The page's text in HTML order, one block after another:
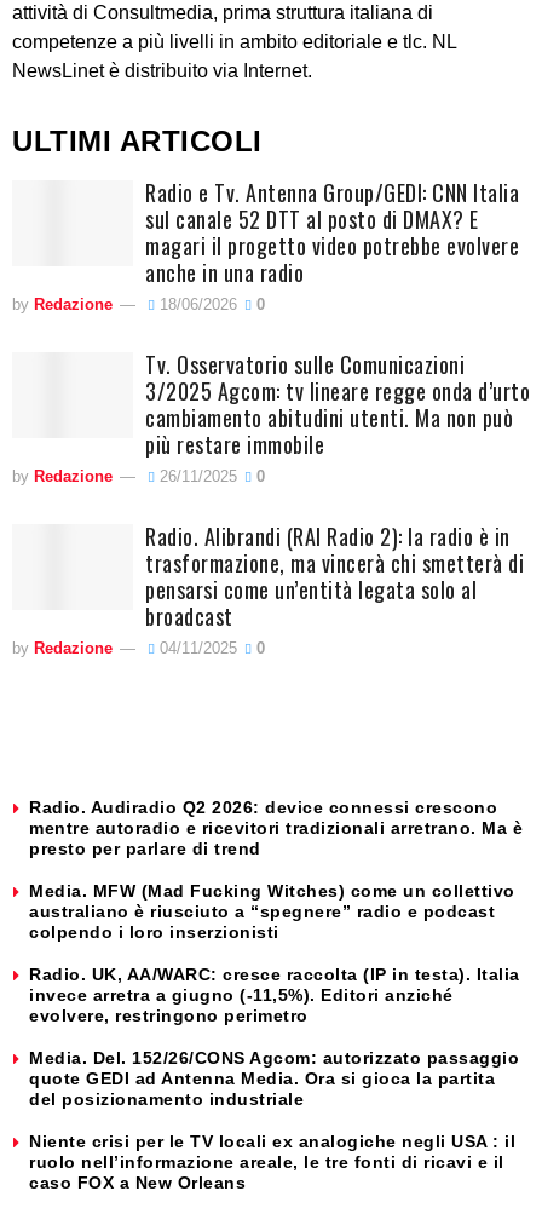
attività di Consultmedia, prima struttura italiana di
competenze a più livelli in ambito editoriale e tlc. NL
NewsLinet è distribuito via Internet.
ULTIMI ARTICOLI
Radio e Tv. Antenna Group/GEDI: CNN Italia
sul canale 52 DTT al posto di DMAX? E
magari il progetto video potrebbe evolvere
anche in una radio
by Redazione 18/06/2026 0
Tv. Osservatorio sulle Comunicazioni
3/2025 Agcom: tv lineare regge onda d’urto
cambiamento abitudini utenti. Ma non può
più restare immobile
by Redazione 26/11/2025 0
Radio. Alibrandi (RAI Radio 2): la radio è in
trasformazione, ma vincerà chi smetterà di
pensarsi come un’entità legata solo al
broadcast
by Redazione 04/11/2025 0
Radio. Audiradio Q2 2026: device connessi crescono
mentre autoradio e ricevitori tradizionali arretrano. Ma è
presto per parlare di trend
Media. MFW (Mad Fucking Witches) come un collettivo
australiano è riusciuto a “spegnere” radio e podcast
colpendo i loro inserzionisti
Radio. UK, AA/WARC: cresce raccolta (IP in testa). Italia
invece arretra a giugno (-11,5%). Editori anziché
evolvere, restringono perimetro
Media. Del. 152/26/CONS Agcom: autorizzato passaggio
quote GEDI ad Antenna Media. Ora si gioca la partita
del posizionamento industriale
Niente crisi per le TV locali ex analogiche negli USA : il
ruolo nell’informazione areale, le tre fonti di ricavi e il
caso FOX a New Orleans